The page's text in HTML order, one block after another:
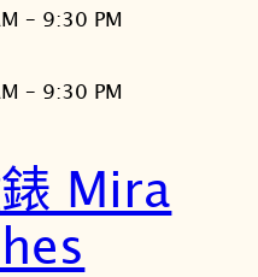
– 9:30 PM
– 9:30 PM
Mira